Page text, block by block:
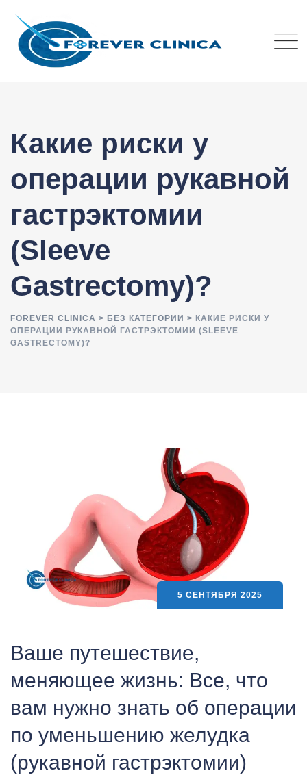
content
Какие риски у
операции рукавной
гастрэктомии
(Sleeve
Gastrectomy)?
FOREVER CLINICA > БЕЗ КАТЕГОРИИ > КАКИЕ РИСКИ У
ОПЕРАЦИИ РУКАВНОЙ ГАСТРЭКТОМИИ (SLEEVE
GASTRECTOMY)?
5 СЕНТЯБРЯ 2025
Ваше путешествие,
меняющее жизнь: Все, что
вам нужно знать об операции
по уменьшению желудка
(рукавной гастрэктомии)